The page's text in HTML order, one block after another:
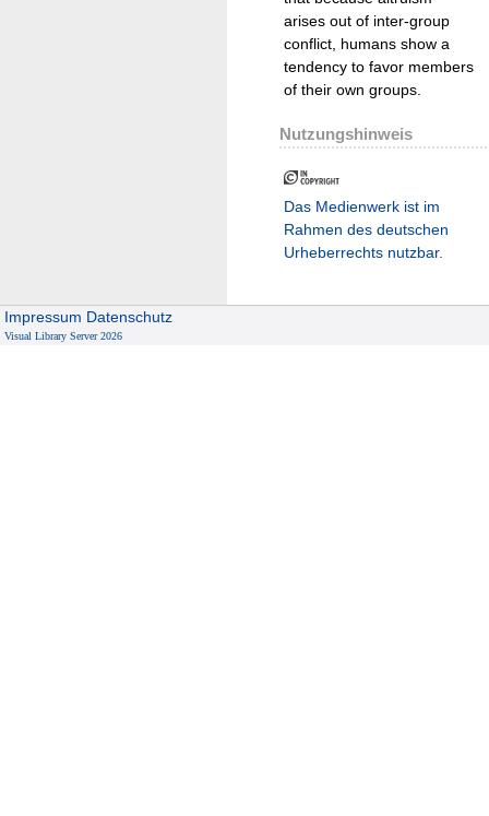
arises out of inter-group
conflict, humans show a
tendency to favor members
of their own groups.
Nutzungshinweis
Das Medienwerk ist im
Rahmen des deutschen
Urheberrechts nutzbar.
Impressum Datenschutz
Visual Library Server 2026